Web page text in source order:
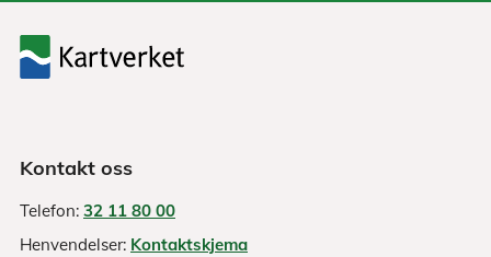
Kontakt oss
Telefon: 32 11 80 00
Henvendelser: Kontaktskjema